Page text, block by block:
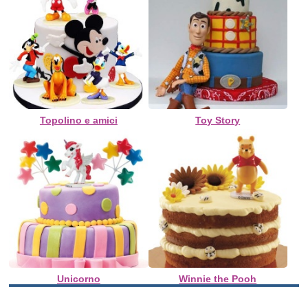
Topolino e amici Toy Story
Unicorno Winnie the Pooh